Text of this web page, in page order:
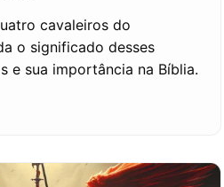
cavaleiros do
o significado desses
e sua importância na Bíblia.